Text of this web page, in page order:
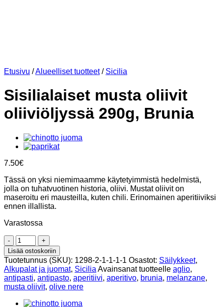
Etusivu /Alueelliset tuotteet / Sicilia
Sisilialaiset musta oliivit
oliiviöljyssä 290g, Brunia
7.50€
Tässä on yksi niemimaamme käytetyimmistä hedelmistä,
jolla on tuhatvuotinen historia, oliivi. Mustat oliivit on
maseroitu eri mausteilla, kuten chili. Erinomainen aperitiiviksi
ennen illallista.
Varastossa
Sisilialaiset
musta
oliivit
oliiviöljyssä
290g,
Brunia
määrä
Lisää ostoskoriin
Tuotetunnus (SKU): 1298-2-1-1-1-1 Osastot: Säilykkeet,
Alkupalat ja juomat, Sicilia Avainsanat tuotteelle aglio,
antipasti, antipasto, aperitiivi, aperitivo, brunia, melanzane,
musta oliivit, olive nere